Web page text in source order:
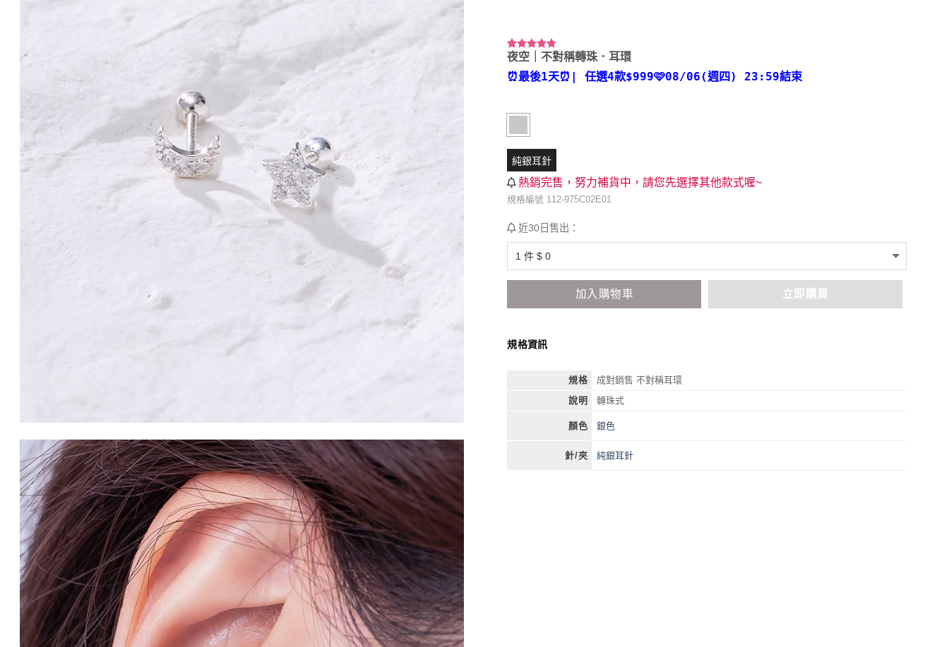
評分
4.67
/ 5，已有
9
位顧客進
夜空｜不對稱轉珠．耳環
⏰最後1天⏰ | 任選4款$999🩷08/06(週四) 23:59結束
純銀耳針
熱銷完售，努力補貨中，請您先選擇其他款式喔~
規格編號 112-975C02E01
近30日售出：
加入購物車 立即購買
規格資訊
規格
成對銷售 不對稱耳環
說明
轉珠式
顏色 銀色
針/夾 純銀耳針